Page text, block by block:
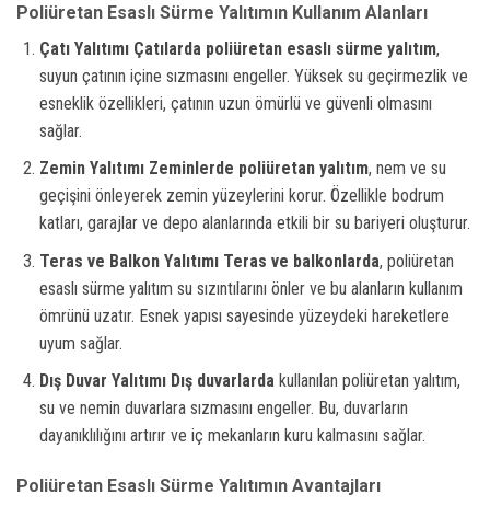
Poliüretan Esaslı Sürme Yalıtımın Kullanım Alanları
Çatı Yalıtımı Çatılarda poliüretan esaslı sürme yalıtım,
suyun çatının içine sızmasını engeller. Yüksek su geçirmezlik ve
esneklik özellikleri, çatının uzun ömürlü ve güvenli olmasını
sağlar.
Zemin Yalıtımı Zeminlerde poliüretan yalıtım, nem ve su
geçişini önleyerek zemin yüzeylerini korur. Özellikle bodrum
katları, garajlar ve depo alanlarında etkili bir su bariyeri oluşturur.
Teras ve Balkon Yalıtımı Teras ve balkonlarda, poliüretan
esaslı sürme yalıtım su sızıntılarını önler ve bu alanların kullanım
ömrünü uzatır. Esnek yapısı sayesinde yüzeydeki hareketlere
uyum sağlar.
Dış Duvar Yalıtımı Dış duvarlardakullanılan poliüretan yalıtım,
su ve nemin duvarlara sızmasını engeller. Bu, duvarların
dayanıklılığını artırır ve iç mekanların kuru kalmasını sağlar.
Poliüretan Esaslı Sürme Yalıtımın Avantajları